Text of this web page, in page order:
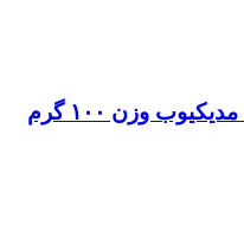
وزن ۱۰۰ گرم